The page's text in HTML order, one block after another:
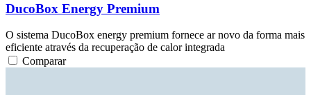
DucoBox Energy Premium
O sistema DucoBox energy premium fornece ar novo da forma mais
eficiente através da recuperação de calor integrada
Comparar